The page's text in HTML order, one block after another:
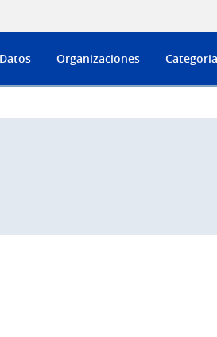
Organizaciones